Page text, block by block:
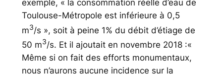
exemple, « la consommation réelle d’eau de
Toulouse-Métropole est inférieure à 0,5
m3/s », soit à peine 1% du débit d’étiage de
50 m3/s. Et il ajoutait en novembre 2018 :«
Même si on fait des efforts monumentaux,
nous n’aurons aucune incidence sur la